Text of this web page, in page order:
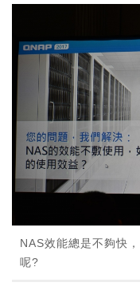
NAS效能總是不夠快
呢?